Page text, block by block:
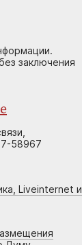
заключения
58967
Liveinternet и